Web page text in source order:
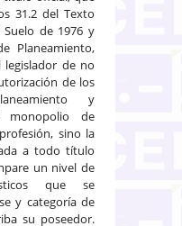
31.2 del Texto
de 1976 y
Planeamiento,
legislador de no
de los
y
monopolio de
sino la
a todo título
un nivel de
que se
y categoría de
su poseedor.